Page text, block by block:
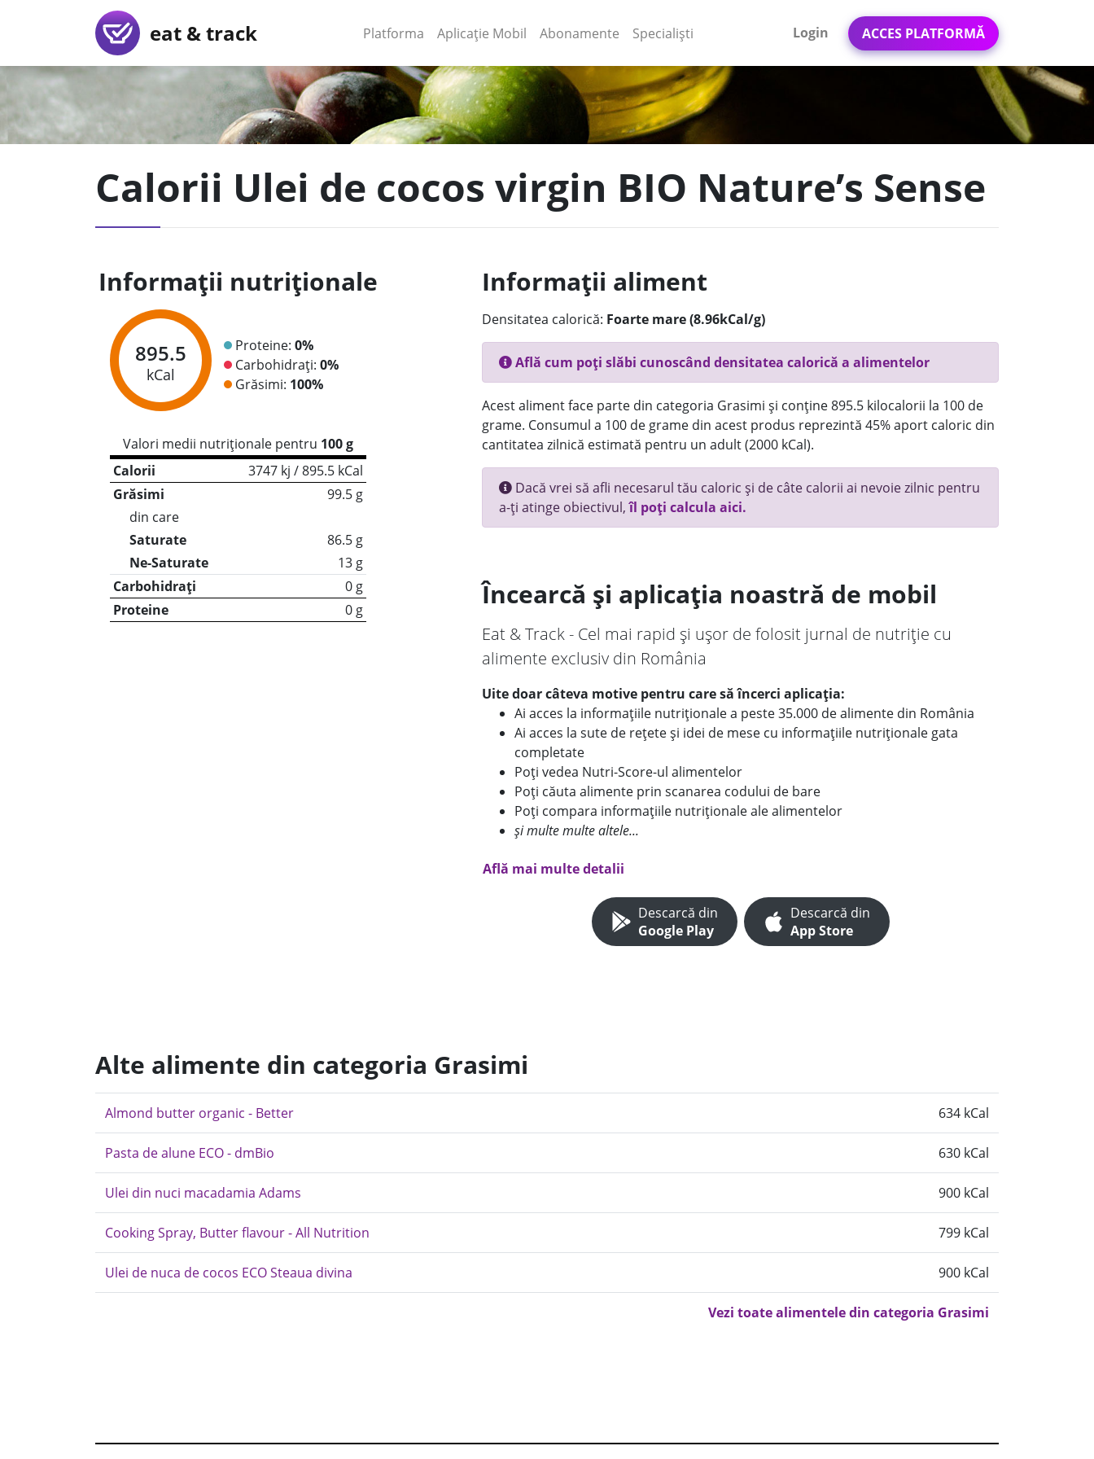
eat & track Platforma (current)
Aplicație Mobil (current)
Abonamente Specialiști Login ACCES PLATFORMĂ
Calorii Ulei de cocos virgin BIO Nature’s Sense
Informații nutriționale
895.5
kCal
Proteine: 0%
Carbohidrați: 0%
Grăsimi: 100%
Valori medii nutriționale pentru 100 g
Calorii
3747 kj / 895.5 kCal
Grăsimi
99.5 g
din care
Saturate
86.5 g
Ne-Saturate
13 g
Carbohidrați
0 g
Proteine
0 g
Informații aliment
Densitatea calorică: Foarte mare (8.96kCal/g)
Află cum poți slăbi cunoscând densitatea calorică a alimentelor
Acest aliment face parte din categoria Grasimi și conține 895.5 kilocalorii la 100 de
grame. Consumul a 100 de grame din acest produs reprezintă 45% aport caloric din
cantitatea zilnică estimată pentru un adult (2000 kCal).
Dacă vrei să afli necesarul tău caloric și de câte calorii ai nevoie zilnic pentru
a-ți atinge obiectivul,îl poți calcula aici.
Încearcă și aplicația noastră de mobil
Eat & Track - Cel mai rapid și ușor de folosit jurnal de nutriție cu
alimente exclusiv din România
Uite doar câteva motive pentru care să încerci aplicația:
Ai acces la informațiile nutriționale a peste 35.000 de alimente din România
Ai acces la sute de rețete și idei de mese cu informațiile nutriționale gata
completate
Poți vedea Nutri-Score-ul alimentelor
Poți căuta alimente prin scanarea codului de bare
Poți compara informațiile nutriționale ale alimentelor
și multe multe altele...
Află mai multe detalii
Descarcă din
Google Play
Descarcă din
App Store
Alte alimente din categoria Grasimi
Almond butter organic - Better 634 kCal
Pasta de alune ECO - dmBio 630 kCal
Ulei din nuci macadamia Adams 900 kCal
Cooking Spray, Butter flavour - All Nutrition 799 kCal
Ulei de nuca de cocos ECO Steaua divina 900 kCal
Vezi toate alimentele din categoria Grasimi